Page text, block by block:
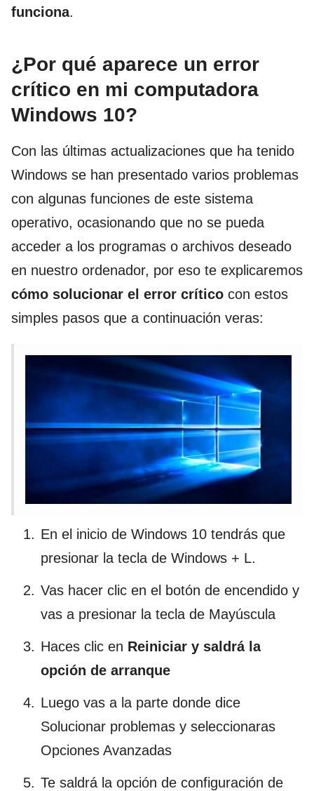
funciona.
¿Por qué aparece un error
crítico en mi computadora
Windows 10?
Con las últimas actualizaciones que ha tenido
Windows se han presentado varios problemas
con algunas funciones de este sistema
operativo, ocasionando que no se pueda
acceder a los programas o archivos deseado
en nuestro ordenador, por eso te explicaremos
cómo solucionar el error crítico con estos
simples pasos que a continuación veras:
En el inicio de Windows 10 tendrás que
presionar la tecla de Windows + L.
Vas hacer clic en el botón de encendido y
vas a presionar la tecla de Mayúscula
Haces clic en Reiniciar y saldrá la
opción de arranque
Luego vas a la parte donde dice
Solucionar problemas y seleccionaras
Opciones Avanzadas
Te saldrá la opción de configuración de